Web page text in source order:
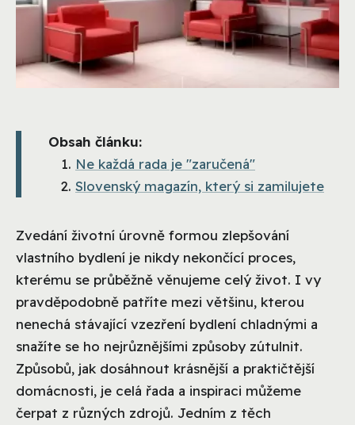
Obsah článku:
Ne každá rada je "zaručená"
Slovenský magazín, který si zamilujete
Zvedání životní úrovně formou zlepšování
vlastního bydlení je nikdy nekončící proces,
kterému se průběžně věnujeme celý život. I vy
pravděpodobně patříte mezi většinu, kterou
nenechá stávající vzezření bydlení chladnými a
snažíte se ho nejrůznějšími způsoby zútulnit.
Způsobů, jak dosáhnout krásnější a praktičtější
domácnosti, je celá řada a inspiraci můžeme
čerpat z různých zdrojů. Jedním z těch